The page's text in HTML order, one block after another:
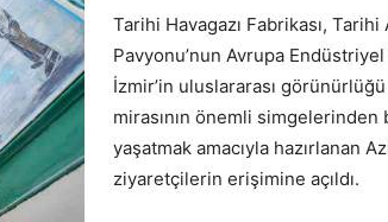
Tarihi Havagazı Fabrikası,
Pavyonu’nun Avrupa
İzmir’in uluslararası
mirasının önemli simgelerinden
yaşatmak amacıyla hazırlanan
ziyaretçilerin erişimine açıldı.